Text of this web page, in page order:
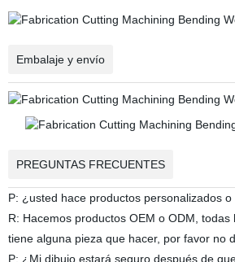
Embalaje y envío
PREGUNTAS FRECUENTES
P: ¿usted hace productos personalizados
R: Hacemos productos OEM o ODM,
tiene alguna pieza que hacer, por favor
P: ¿Mi dibujo estará seguro después de